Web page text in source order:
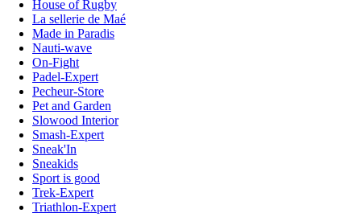
House of Rugby
La sellerie de Maé
Made in Paradis
Nauti-wave
On-Fight
Padel-Expert
Pecheur-Store
Pet and Garden
Slowood Interior
Smash-Expert
Sneak'In
Sneakids
Sport is good
Trek-Expert
Triathlon-Expert